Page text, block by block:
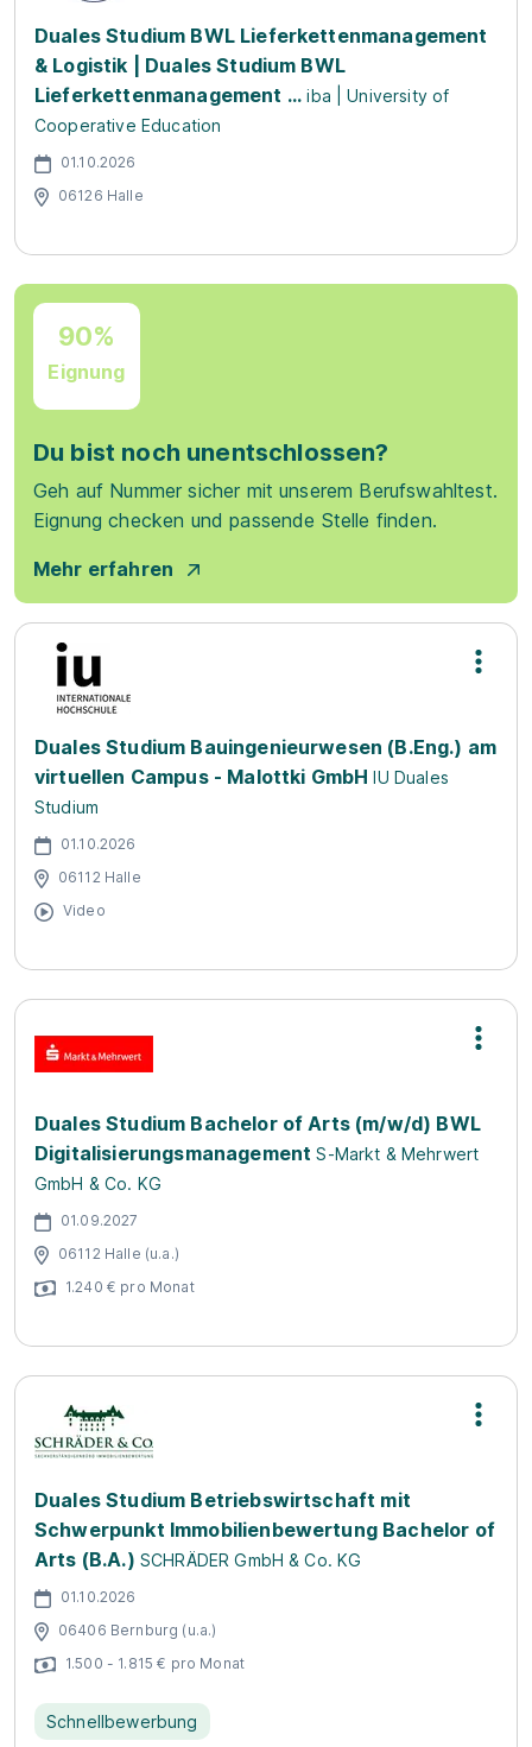
Duales Studium BWL Lieferkettenmanagement
& Logistik | Duales Studium BWL
Lieferkettenmanagement ... iba | University of
Cooperative Education
01.10.2026
06126 Halle
90%
Eignung
Du bist noch unentschlossen?
Geh auf Nummer sicher mit unserem Berufswahltest.
Eignung checken und passende Stelle finden.
Mehr erfahren
Duales Studium Bauingenieurwesen (B.Eng.) am
virtuellen Campus - Malottki GmbH IU Duales
Studium
01.10.2026
06112 Halle
Video
Duales Studium Bachelor of Arts (m/w/d) BWL
Digitalisierungsmanagement S-Markt & Mehrwert
GmbH & Co. KG
01.09.2027
06112 Halle (u.a.)
1.240 € pro Monat
Duales Studium Betriebswirtschaft mit
Schwerpunkt Immobilienbewertung Bachelor of
Arts (B.A.) SCHRÄDER GmbH & Co. KG
01.10.2026
06406 Bernburg (u.a.)
1.500 - 1.815 € pro Monat
Schnellbewerbung